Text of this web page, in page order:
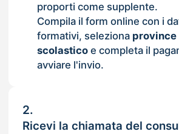
proporti come supplente.
Compila il form online con i
formativi, seleziona province
scolasticoe completa il
avviare l'invio.
2.
Ricevi la chiamata del